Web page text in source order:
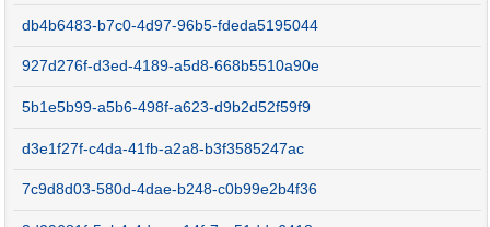
db4b6483-b7c0-4d97-96b5-fdeda5195044
927d276f-d3ed-4189-a5d8-668b5510a90e
5b1e5b99-a5b6-498f-a623-d9b2d52f59f9
d3e1f27f-c4da-41fb-a2a8-b3f3585247ac
7c9d8d03-580d-4dae-b248-c0b99e2b4f36